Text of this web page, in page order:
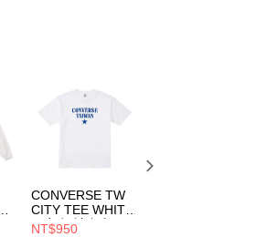
冊。若發現惡意使用之情
之使用額度並採取法律行
CONVERSE TW
CITY TEE WHITE
男女 短袖上衣
NT$950